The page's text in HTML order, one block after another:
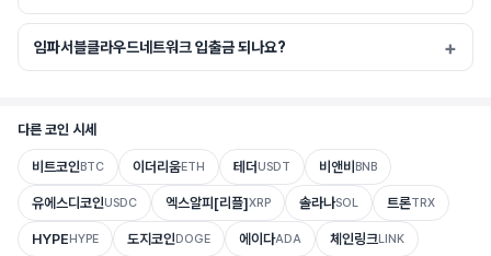
임파서블클라우드네트워크 입출금 되나요?
다른 코인 시세
비트코인BTC 이더리움ETH 테더USDT 비앤비 BNB
유에스디코인USDC 엑스알피[리플]XRP 솔라나SOL 트론TRX
HYPEHYPE 도지코인DOGE 에이다ADA 체인링크LINK